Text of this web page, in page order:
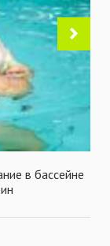
в бассейне